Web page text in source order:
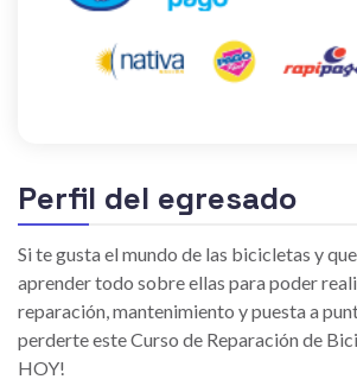
Perfil del egresado
Si te gusta el mundo de las bicicletas y
aprender todo sobre ellas para poder
reparación, mantenimiento y puesta a
perderte este Curso de Reparación de
HOY!